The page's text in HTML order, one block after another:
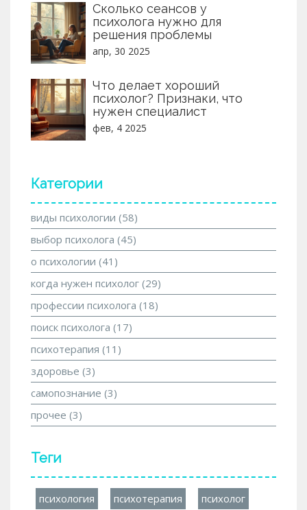
Сколько сеансов у
психолога нужно для
решения проблемы
апр, 30 2025
Что делает хороший
психолог? Признаки, что
нужен специалист
фев, 4 2025
Категории
виды психологии (58)
выбор психолога (45)
о психологии (41)
когда нужен психолог (29)
профессии психолога (18)
поиск психолога (17)
психотерапия (11)
здоровье (3)
самопознание (3)
прочее (3)
Теги
психология психотерапия психолог